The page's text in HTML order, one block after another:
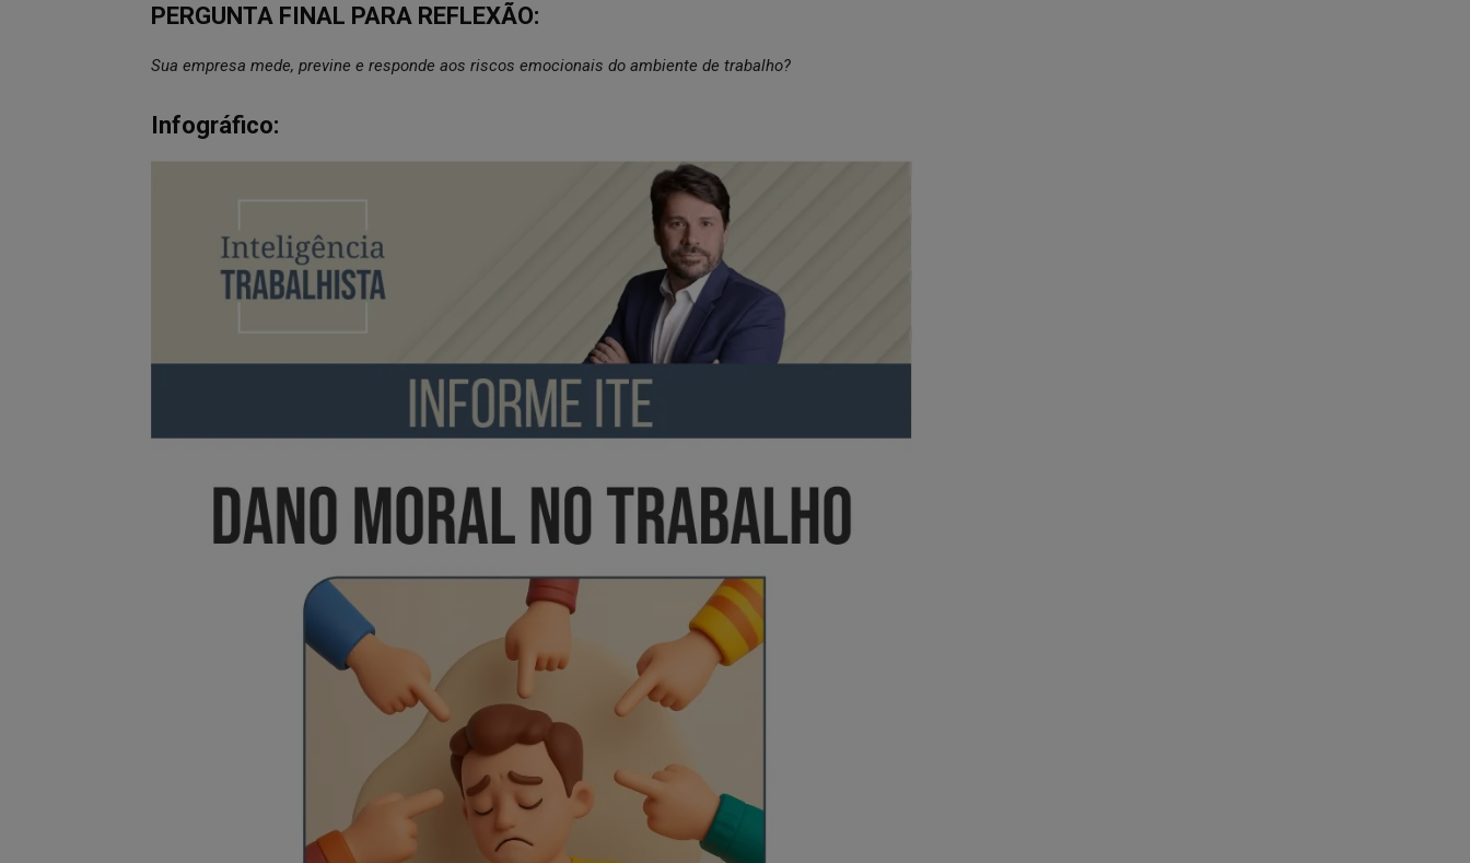
PERGUNTA FINAL PARA REFLEXÃO:
Sua empresa mede, previne e responde aos riscos emocionais do ambiente de trabalho?
Infográfico: